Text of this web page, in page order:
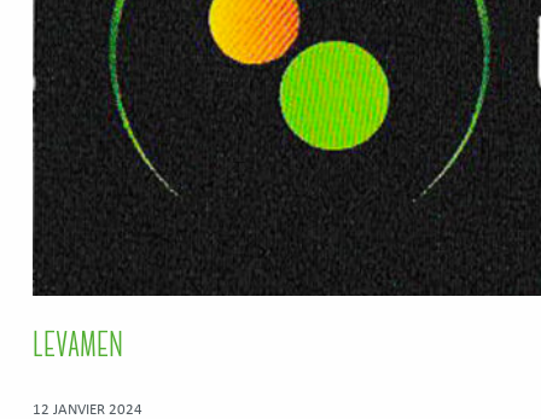
LEVAMEN
12 JANVIER 2024